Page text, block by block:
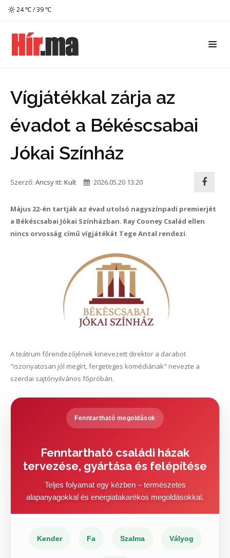
24 ℃ / 39 ℃
Vígjátékkal zárja az
évadot a Békéscsabai
Jókai Színház
Szerző: Ancsy itt: Kult 2026.05.20 13:20
Május 22-én tartják az évad utolsó nagyszínpadi premierjét
a Békéscsabai Jókai Színházban. Ray Cooney Család ellen
nincs orvosság című vígjátékát Tege Antal rendezi.
A teátrum főrendezőjének kinevezett direktor a darabot
"iszonyatosan jól megírt, fergeteges komédiának" nevezte a
szerdai sajtónyilvános főpróbán.
Fenntartható megoldások
Fenntartható családi házak
tervezése, gyártása és felépítése
Teljes folyamat egy kézben – természetes
alapanyagokkal és energiatakarékos megoldásokkal.
Kender Fa Szalma Vályog